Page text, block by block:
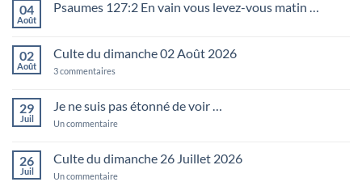
04
Août
Psaumes 127:2 En vain vous levez-vous matin …
Psaumes
En
levez-
matin
02
Août
Culte du dimanche 02 Août 2026
3 commentaires
dimanche
02
Août
29
Juil
Je ne suis pas étonné de voir …
Un commentairesur
pas
étonné
26
Juil
Culte du dimanche 26 Juillet 2026
Un commentairesur